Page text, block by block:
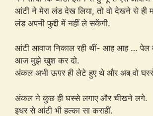
आंटी ने मेरा लंड देख लिया, तो वो देखने से ही
लंड अपनी फुद्दी में नहीं ले सकेंगी.
आंटी आवाज निकाल रही थीं- आह आह … पेल
आज मुझे खुश कर दो.
अंकल अभी ऊपर ही लेटे हुए थे और अब वो
अंकल ने कुछ ही घस्से लगाए और चीखने लगे.
इधर से आंटी भी हल्का सा कराहीं.